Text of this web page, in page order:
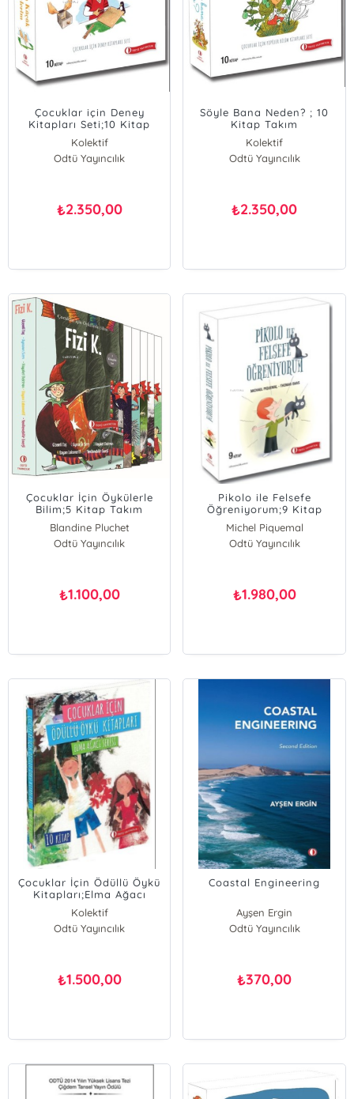
Çocuklar için Deney
Kitapları Seti;10 Kitap
Takım
Kolektif
Odtü Yayıncılık
₺2.350,00
Söyle Bana Neden? ; 10
Kitap Takım
Kolektif
Odtü Yayıncılık
₺2.350,00
Çocuklar İçin Öykülerle
Bilim;5 Kitap Takım
Blandine Pluchet
Odtü Yayıncılık
₺1.100,00
Pikolo ile Felsefe
Öğreniyorum;9 Kitap
Takım
Michel Piquemal
Thomas Baas
Odtü Yayıncılık
₺1.980,00
Çocuklar İçin Ödüllü Öykü
Kitapları;Elma Ağacı
Serisi-10 Kitap Takım
Kolektif
Odtü Yayıncılık
₺1.500,00
Coastal Engineering
Ayşen Ergin
Odtü Yayıncılık
₺370,00